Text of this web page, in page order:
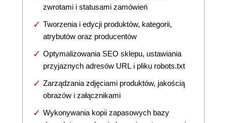
zwrotami i statusami zamówień
Tworzenia i edycji produktów, kategorii,
atrybutów oraz producentów
Optymalizowania SEO sklepu, ustawiania
przyjaznych adresów URL i pliku robots.txt
Zarządzania zdjęciami produktów, jakością
obrazów i załącznikami
Wykonywania kopii zapasowych bazy